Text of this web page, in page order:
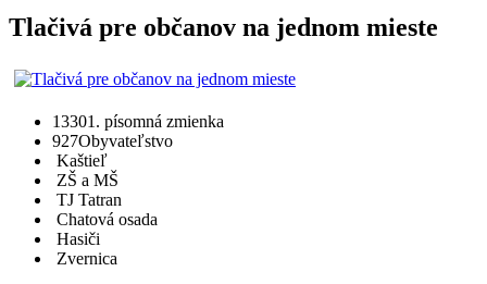
Tlačivá pre občanov na jednom mieste
13301. písomná zmienka
927Obyvateľstvo
Kaštieľ
ZŠ a MŠ
TJ Tatran
Chatová osada
Hasiči
Zvernica